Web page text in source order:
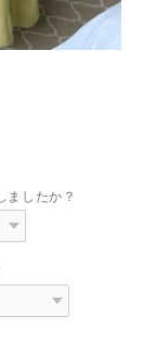
ましたか？